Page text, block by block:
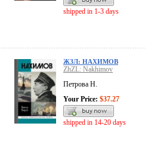
shipped in 1-3 days
ЖЗЛ: НАХИМОВ
ZhZL: Nakhimov
Петрова Н.
Your Price: $37.27
shipped in 14-20 days